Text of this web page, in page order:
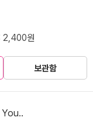
2,400원
보관함